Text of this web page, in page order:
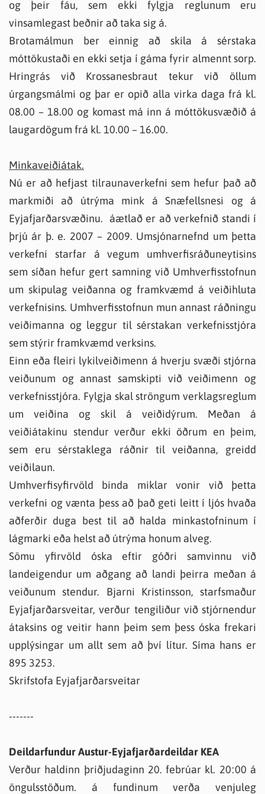
og þeir fáu, sem ekki fylgja reglunum eru
vinsamlegast beðnir að taka sig á.
Brotamálmun ber einnig að skila á sérstaka
móttökustaði en ekki setja í gáma fyrir almennt sorp.
Hringrás við Krossanesbraut tekur við öllum
úrgangsmálmi og þar er opið alla virka daga frá kl.
08.00 – 18.00 og komast má inn á móttökusvæðið á
laugardögum frá kl. 10.00 – 16.00.
Minkaveiðiátak.
Nú er að hefjast tilraunaverkefni sem hefur það að
markmiði að útrýma mink á Snæfellsnesi og á
Eyjafjarðarsvæðinu. áætlað er að verkefnið standi í
þrjú ár þ. e. 2007 – 2009. Umsjónarnefnd um þetta
verkefni starfar á vegum umhverfisráðuneytisins
sem síðan hefur gert samning við Umhverfisstofnun
um skipulag veiðanna og framkvæmd á veiðihluta
verkefnisins. Umhverfisstofnun mun annast ráðningu
veiðimanna og leggur til sérstakan verkefnisstjóra
sem stýrir framkvæmd verksins.
Einn eða fleiri lykilveiðimenn á hverju svæði stjórna
veiðunum og annast samskipti við veiðimenn og
verkefnisstjóra. Fylgja skal ströngum verklagsreglum
um veiðina og skil á veiðidýrum. Meðan á
veiðiátakinu stendur verður ekki öðrum en þeim,
sem eru sérstaklega ráðnir til veiðanna, greidd
veiðilaun.
Umhverfisyfirvöld binda miklar vonir við þetta
verkefni og vænta þess að það geti leitt í ljós hvaða
aðferðir duga best til að halda minkastofninum í
lágmarki eða helst að útrýma honum alveg.
Sömu yfirvöld óska eftir góðri samvinnu við
landeigendur um aðgang að landi þeirra meðan á
veiðunum stendur. Bjarni Kristinsson, starfsmaður
Eyjafjarðarsveitar, verður tengiliður við stjórnendur
átaksins og veitir hann þeim sem þess óska frekari
upplýsingar um allt sem að því lítur. Síma hans er
895 3253.
Skrifstofa Eyjafjarðarsveitar
-------
Deildarfundur Austur-Eyjafjarðardeildar KEA
Verður haldinn þriðjudaginn 20. febrúar kl. 20:00 á
öngulsstöðum. á fundinum verða venjuleg